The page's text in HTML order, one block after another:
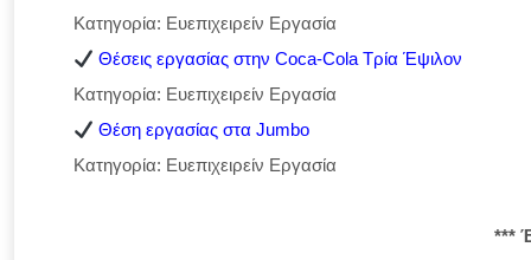
Κατηγορία: Ευεπιχειρείν Εργασία
Θέσεις εργασίας στην Coca-Cola Τρία Έψιλον
Κατηγορία: Ευεπιχειρείν Εργασία
Θέση εργασίας στα Jumbo
Κατηγορία: Ευεπιχειρείν Εργασία
***